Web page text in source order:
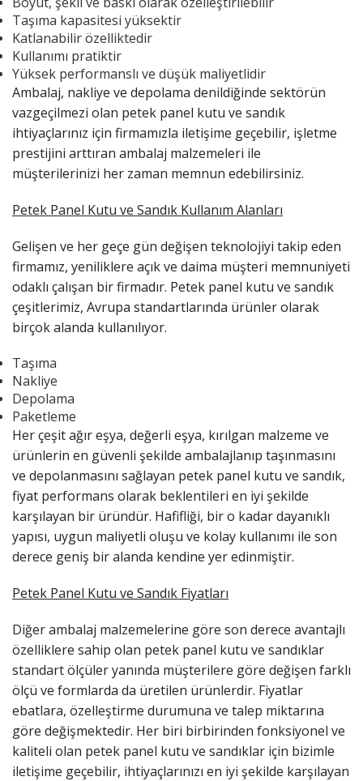
Taşıma kapasitesi yüksektir
Katlanabilir özelliktedir
Kullanımı pratiktir
Yüksek performanslı ve düşük maliyetlidir
Ambalaj, nakliye ve depolama denildiğinde sektörün
vazgeçilmezi olan petek panel kutu ve sandık
ihtiyaçlarınız için firmamızla iletişime geçebilir, işletme
prestijini arttıran ambalaj malzemeleri ile
müşterilerinizi her zaman memnun edebilirsiniz.
Petek Panel Kutu ve Sandık Kullanım Alanları
Gelişen ve her geçe gün değişen teknolojiyi takip eden
firmamız, yeniliklere açık ve daima müşteri memnuniyeti
odaklı çalışan bir firmadır. Petek panel kutu ve sandık
çeşitlerimiz, Avrupa standartlarında ürünler olarak
birçok alanda kullanılıyor.
Taşıma
Nakliye
Depolama
Paketleme
Her çeşit ağır eşya, değerli eşya, kırılgan malzeme ve
ürünlerin en güvenli şekilde ambalajlanıp taşınmasını
ve depolanmasını sağlayan petek panel kutu ve sandık,
fiyat performans olarak beklentileri en iyi şekilde
karşılayan bir üründür. Hafifliği, bir o kadar dayanıklı
yapısı, uygun maliyetli oluşu ve kolay kullanımı ile son
derece geniş bir alanda kendine yer edinmiştir.
Petek Panel Kutu ve Sandık Fiyatları
Diğer ambalaj malzemelerine göre son derece avantajlı
özelliklere sahip olan petek panel kutu ve sandıklar
standart ölçüler yanında müşterilere göre değişen farklı
ölçü ve formlarda da üretilen ürünlerdir. Fiyatlar
ebatlara, özelleştirme durumuna ve talep miktarına
göre değişmektedir. Her biri birbirinden fonksiyonel ve
kaliteli olan petek panel kutu ve sandıklar için bizimle
iletişime geçebilir, ihtiyaçlarınızı en iyi şekilde karşılayan